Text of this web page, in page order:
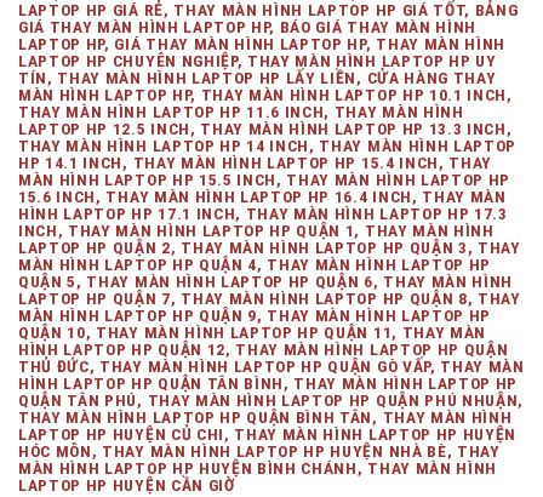
LAPTOP HP GIÁ RẺ, THAY MÀN HÌNH LAPTOP HP GIÁ TỐT, BẢNG
GIÁ THAY MÀN HÌNH LAPTOP HP, BÁO GIÁ THAY MÀN HÌNH
LAPTOP HP, GIÁ THAY MÀN HÌNH LAPTOP HP, THAY MÀN HÌNH
LAPTOP HP CHUYÊN NGHIỆP, THAY MÀN HÌNH LAPTOP HP UY
TÍN, THAY MÀN HÌNH LAPTOP HP LẤY LIỀN, CỬA HÀNG THAY
MÀN HÌNH LAPTOP HP, THAY MÀN HÌNH LAPTOP HP 10.1 INCH,
THAY MÀN HÌNH LAPTOP HP 11.6 INCH, THAY MÀN HÌNH
LAPTOP HP 12.5 INCH, THAY MÀN HÌNH LAPTOP HP 13.3 INCH,
THAY MÀN HÌNH LAPTOP HP 14 INCH, THAY MÀN HÌNH LAPTOP
HP 14.1 INCH, THAY MÀN HÌNH LAPTOP HP 15.4 INCH, THAY
MÀN HÌNH LAPTOP HP 15.5 INCH, THAY MÀN HÌNH LAPTOP HP
15.6 INCH, THAY MÀN HÌNH LAPTOP HP 16.4 INCH, THAY MÀN
HÌNH LAPTOP HP 17.1 INCH, THAY MÀN HÌNH LAPTOP HP 17.3
INCH, THAY MÀN HÌNH LAPTOP HP QUẬN 1, THAY MÀN HÌNH
LAPTOP HP QUẬN 2, THAY MÀN HÌNH LAPTOP HP QUẬN 3, THAY
MÀN HÌNH LAPTOP HP QUẬN 4, THAY MÀN HÌNH LAPTOP HP
QUẬN 5, THAY MÀN HÌNH LAPTOP HP QUẬN 6, THAY MÀN HÌNH
LAPTOP HP QUẬN 7, THAY MÀN HÌNH LAPTOP HP QUẬN 8, THAY
MÀN HÌNH LAPTOP HP QUẬN 9, THAY MÀN HÌNH LAPTOP HP
QUẬN 10, THAY MÀN HÌNH LAPTOP HP QUẬN 11, THAY MÀN
HÌNH LAPTOP HP QUẬN 12, THAY MÀN HÌNH LAPTOP HP QUẬN
THỦ ĐỨC, THAY MÀN HÌNH LAPTOP HP QUẬN GÒ VẤP, THAY MÀN
HÌNH LAPTOP HP QUẬN TÂN BÌNH, THAY MÀN HÌNH LAPTOP HP
QUẬN TÂN PHÚ, THAY MÀN HÌNH LAPTOP HP QUẬN PHÚ NHUẬN,
THAY MÀN HÌNH LAPTOP HP QUẬN BÌNH TÂN, THAY MÀN HÌNH
LAPTOP HP HUYỆN CỦ CHI, THAY MÀN HÌNH LAPTOP HP HUYỆN
HÓC MÔN, THAY MÀN HÌNH LAPTOP HP HUYỆN NHÀ BÈ, THAY
MÀN HÌNH LAPTOP HP HUYỆN BÌNH CHÁNH, THAY MÀN HÌNH
LAPTOP HP HUYỆN CẦN GIỜ